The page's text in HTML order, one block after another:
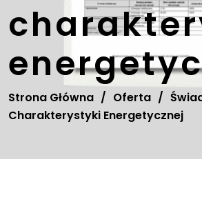
Strona Główna / Oferta /
Charakterystyki Energetycznej